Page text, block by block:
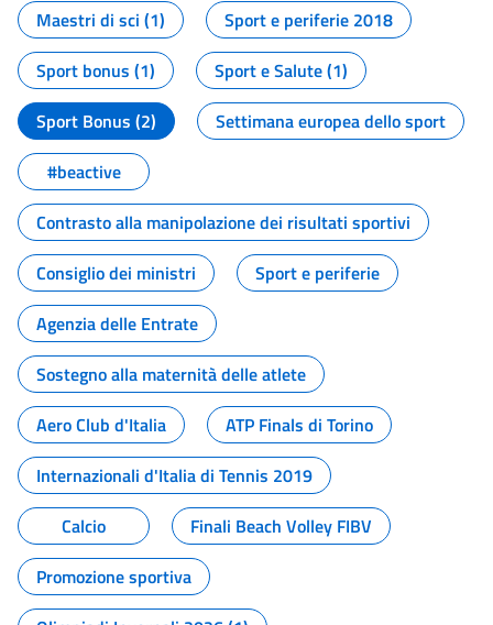
Maestri di sci (1)
Sport e periferie 2018
Sport bonus (1)
Sport e Salute (1)
Sport Bonus (2)
Settimana europea dello sport
#beactive
Contrasto alla manipolazione dei risultati sportivi
Consiglio dei ministri
Sport e periferie
Agenzia delle Entrate
Sostegno alla maternità delle atlete
Aero Club d'Italia
ATP Finals di Torino
Internazionali d'Italia di Tennis 2019
Calcio
Finali Beach Volley FIBV
Promozione sportiva